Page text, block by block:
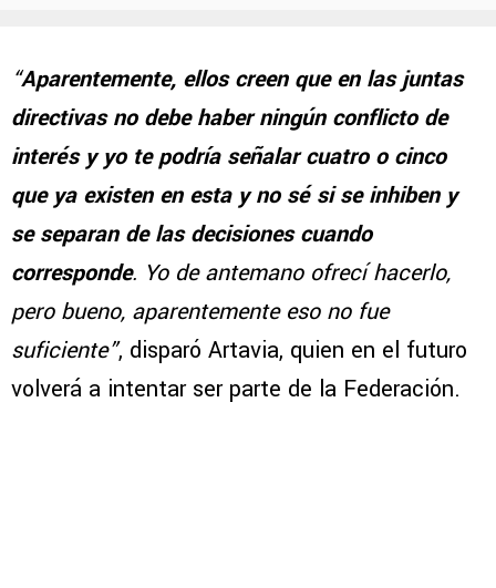
“Aparentemente, ellos creen que en las juntas
directivas no debe haber ningún conflicto de
interés y yo te podría señalar cuatro o cinco
que ya existen en esta y no sé si se inhiben y
se separan de las decisiones cuando
corresponde. Yo de antemano ofrecí hacerlo,
pero bueno, aparentemente eso no fue
suficiente”, disparó Artavia, quien en el futuro
volverá a intentar ser parte de la Federación.